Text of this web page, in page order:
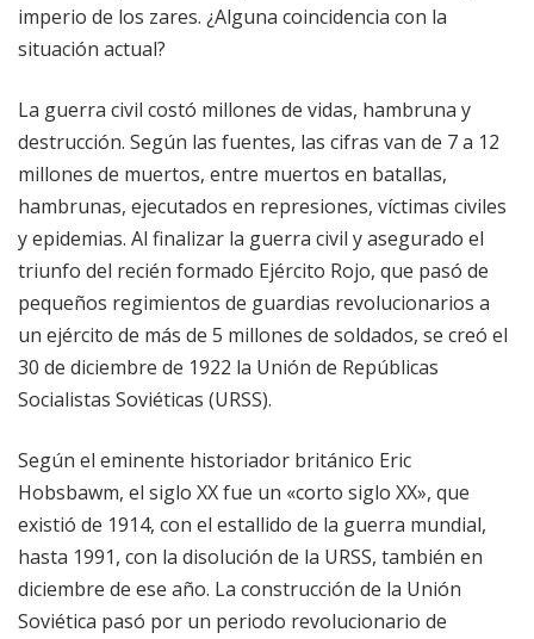
imperio de los zares. ¿Alguna coincidencia con la
situación actual?
La guerra civil costó millones de vidas, hambruna y
destrucción. Según las fuentes, las cifras van de 7 a 12
millones de muertos, entre muertos en batallas,
hambrunas, ejecutados en represiones, víctimas civiles
y epidemias. Al finalizar la guerra civil y asegurado el
triunfo del recién formado Ejército Rojo, que pasó de
pequeños regimientos de guardias revolucionarios a
un ejército de más de 5 millones de soldados, se creó el
30 de diciembre de 1922 la Unión de Repúblicas
Socialistas Soviéticas (URSS).
Según el eminente historiador británico Eric
Hobsbawm, el siglo XX fue un «corto siglo XX», que
existió de 1914, con el estallido de la guerra mundial,
hasta 1991, con la disolución de la URSS, también en
diciembre de ese año. La construcción de la Unión
Soviética pasó por un periodo revolucionario de